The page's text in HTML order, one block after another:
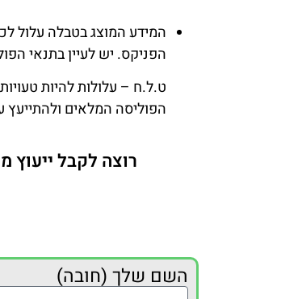
המידע המוצג בטבלה עלול
הפניקס. יש לעיין בתנאי
ט.ל.ח – עלולות להיות
הפוליסה המלאים ולהתייעץ
רוצה לקבל ייעוץ
השם שלך (חובה)